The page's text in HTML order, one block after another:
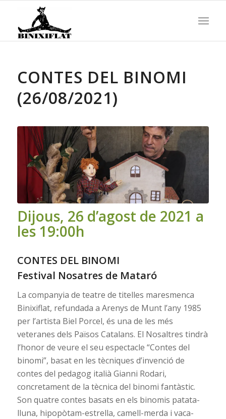
CONTES DEL BINOMI
(26/08/2021)
Dijous, 26 d’agost de 2021 a
les 19:00h
CONTES DEL BINOMI
Festival Nosatres de Mataró
La companyia de teatre de titelles maresmenca
Binixiflat, refundada a Arenys de Munt l’any 1985
per l’artista Biel Porcel, és una de les més
veteranes dels Països Catalans. El Nosaltres tindrà
l’honor de veure el seu espectacle “Contes del
binomi”, basat en les tècniques d’invenció de
contes del pedagog italià Gianni Rodari,
concretament de la tècnica del binomi fantàstic.
Son quatre contes basats en els binomis patata-
lluna, hipopòtam-estrella, camell-merda i vaca-